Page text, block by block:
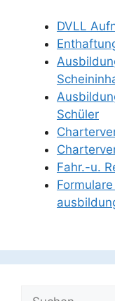
DVLL
Schüler
Fahr.-u.
Suchen